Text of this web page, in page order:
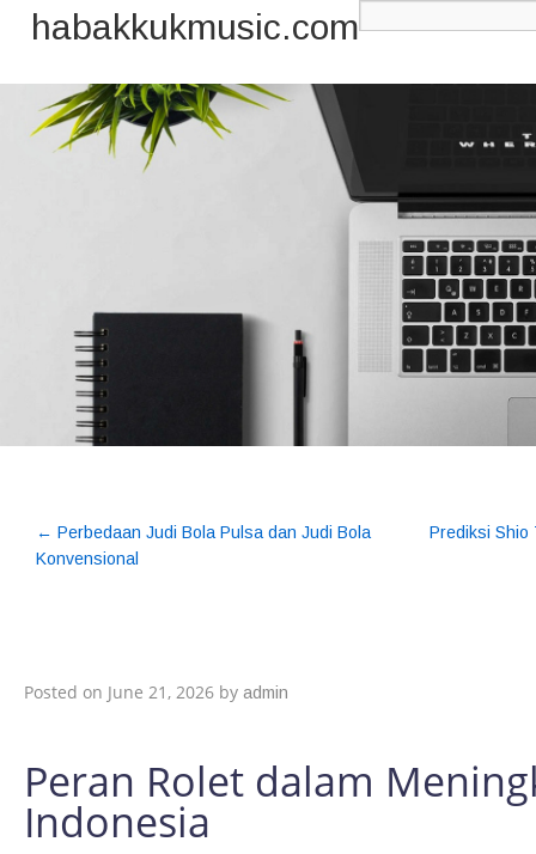
habakkukmusic.com
← Perbedaan Judi Bola Pulsa dan Judi Bola
Konvensional
Prediksi Shio
Posted on June 21, 2026 by admin
Peran Rolet dalam
Indonesia